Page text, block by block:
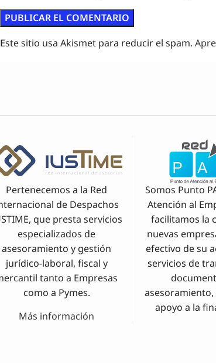
Este sitio usa Akismet para reducir el spam.
Pertenecemos a la Red
de Despachos
que presta servicios
especializados de
asesoramiento y gestión
jurídico-laboral, fiscal y
tanto a Empresas
como a Pymes.
Más información
Somos Punto
Atención al
facilitamos la
nuevas
efectivo de su
servicios de
apoyo a la